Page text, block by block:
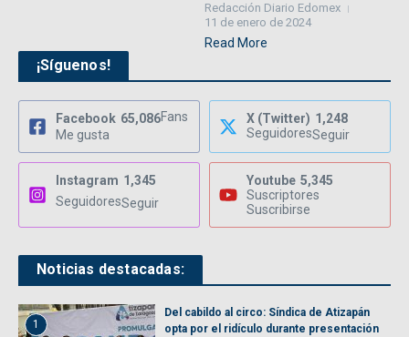
Redacción Diario Edomex
11 de enero de 2024
Read More
¡Síguenos!
Facebook 65,086Fans
Me gusta
X (Twitter) 1,248
SeguidoresSeguir
Instagram 1,345
SeguidoresSeguir
Youtube 5,345
Suscriptores
Suscribirse
Noticias destacadas:
1
Del cabildo al circo: Síndica de Atizapán
opta por el ridículo durante presentación